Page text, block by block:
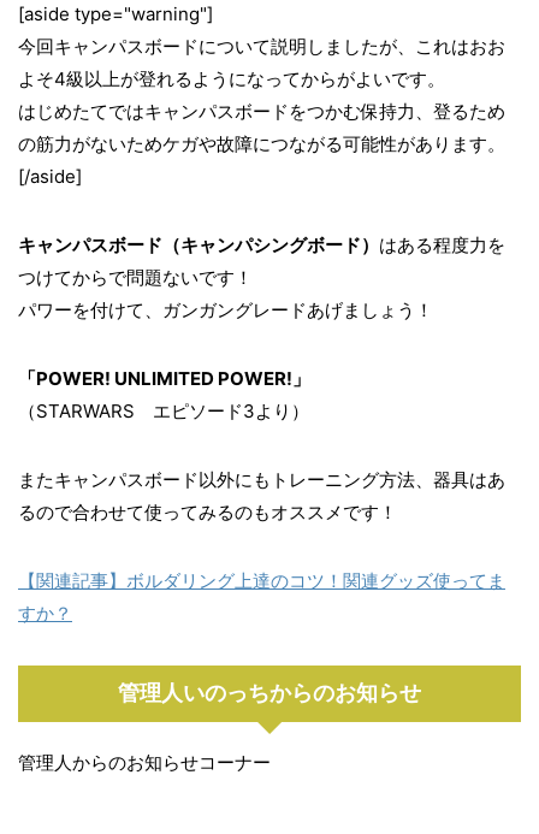
[aside type="warning"]
今回キャンパスボードについて説明しましたが、これはおお
よそ4級以上が登れるようになってからがよいです。
はじめたてではキャンパスボードをつかむ保持力、登るため
の筋力がないためケガや故障につながる可能性があります。
[/aside]
キャンパスボード（キャンパシングボード） はある程度力を
つけてからで問題ないです！
パワーを付けて、ガンガングレードあげましょう！
「POWER! UNLIMITED POWER!」
（STARWARS エピソード3より）
またキャンパスボード以外にもトレーニング方法、器具はあ
るので合わせて使ってみるのもオススメです！
【関連記事】ボルダリング上達のコツ！関連グッズ使ってま
すか？
管理人いのっちからのお知らせ
管理人からのお知らせコーナー